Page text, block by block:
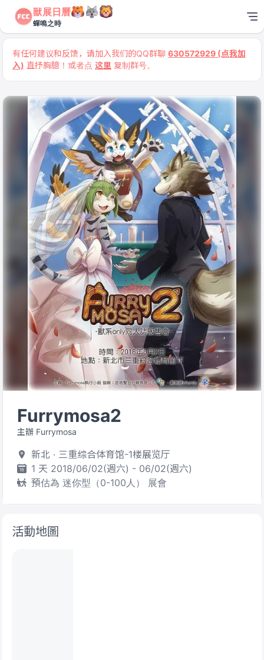
獸展日曆
蟬鳴之時
有任何建议和反馈，请加入我们的QQ群聊 630572929 (点我加
入) 直抒胸臆！或者点 这里 复制群号。
Furrymosa2
主辦 Furrymosa
新北 · 三重综合体育馆-1楼展览厅
1 天 2018/06/02(週六) - 06/02(週六)
預估為 迷你型（0-100人） 展會
活動地圖